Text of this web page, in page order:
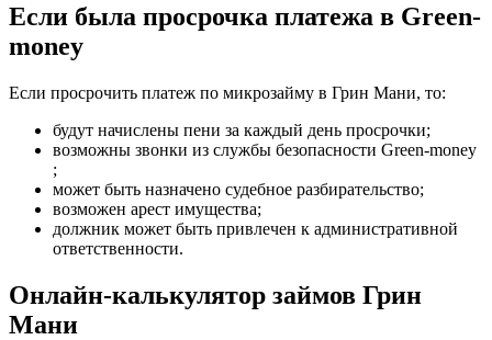
Если была просрочка платежа в Green-
money
Если просрочить платеж по микрозайму в Грин Мани, то:
будут начислены пени за каждый день просрочки;
возможны звонки из службы безопасности Green-money
;
может быть назначено судебное разбирательство;
возможен арест имущества;
должник может быть привлечен к административной
ответственности.
Онлайн-калькулятор займов Грин
Мани